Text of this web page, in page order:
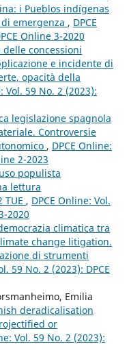
i Pueblos indígenas
emergenza , DPCE
Online 3-2020
delle concessioni
e incidente di
opacità della
Vol. 59 No. 2 (2023):
legislazione spagnola
Controversie
, DPCE Online:
2-2023
populista
lettura
TUE , DPCE Online: Vol.
2020
climatica tra
change litigation.
di strumenti
59 No. 2 (2023): DPCE
Emilia
deradicalisation
or
Vol. 59 No. 2 (2023):